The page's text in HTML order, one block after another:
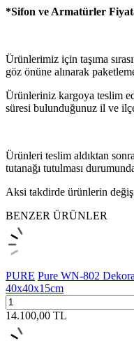
*Sifon ve Armatürler
Ürünlerimiz için taşıma
göz önüne alınarak
Ürünleriniz kargoya teslim
süresi bulunduğunuz il ve
Ürünleri teslim aldıktan
tutanağı tutulması
Aksi takdirde ürünlerin
BENZER ÜRÜNLER
PURE Pure WN-802
40x40x15cm
14.100,00 TL